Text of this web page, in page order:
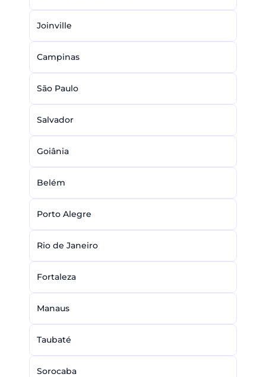
Joinville
Campinas
São Paulo
Salvador
Goiânia
Belém
Porto Alegre
Rio de Janeiro
Fortaleza
Manaus
Taubaté
Sorocaba